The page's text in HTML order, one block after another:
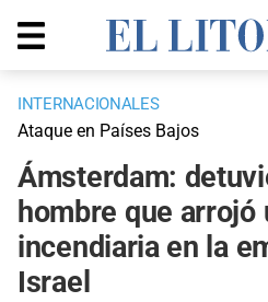
INTERNACIONALES
Ataque en Países Bajos
Ámsterdam:
hombre que arrojó
incendiaria en la
Israel